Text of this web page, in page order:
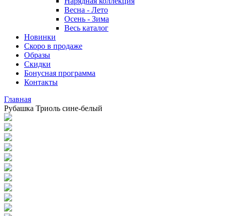
Весна - Лето
Осень - Зима
Весь каталог
Новинки
Скоро в продаже
Образы
Скидки
Бонусная программа
Контакты
Главная
Рубашка Триоль сине-белый